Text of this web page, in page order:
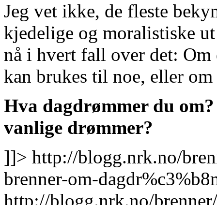
Jeg vet ikke, de fleste
kjedelige og moralistiske
nå i hvert fall over det: Om
kan brukes til noe, eller
Hva dagdrømmer du
vanlige drømmer?
]]> http://blogg.nrk.no/
brenner-om-
http://blogg.nrk.no/